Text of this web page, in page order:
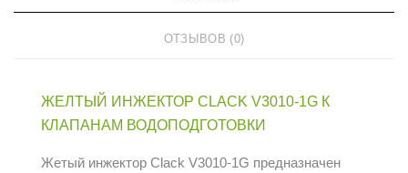
ОТЗЫВОВ (0)
ЖЕЛТЫЙ ИНЖЕКТОР CLACK V3010-1G К
КЛАПАНАМ ВОДОПОДГОТОВКИ
Жетый инжектор Clack V3010-1G предназначен